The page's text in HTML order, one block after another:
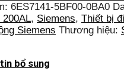
6ES7141-5BF00-0BA0
200AL, Siemens, Thiết bị
Siemens Thương hiệu:
bổ sung